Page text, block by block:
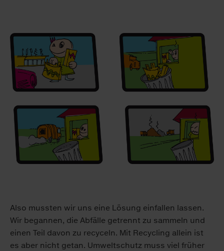
Also mussten wir uns eine Lösung einfallen lassen.
Wir begannen, die Abfälle getrennt zu sammeln und
einen Teil davon zu recyceln. Mit Recycling allein ist
es aber nicht getan. Umweltschutz muss viel früher